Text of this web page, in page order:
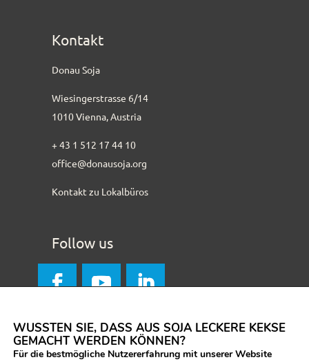
Kontakt
Donau Soja
Wiesingerstrasse 6/14
1010 Vienna, Austria
+ 43 1 512 17 44 10
office@donausoja.org
Kontakt zu Lokalbüros
Follow us
WUSSTEN SIE, DASS AUS SOJA LECKERE KEKSE
GEMACHT WERDEN KÖNNEN?
Für die bestmögliche Nutzererfahrung mit unserer Website